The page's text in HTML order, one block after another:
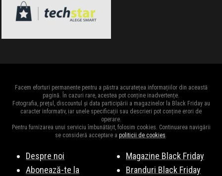
Facem eforturi permanente pentru a păstra acuratețea informațiilor din această
pagină. În cazuri rare, acestea pot conține inadvertențe.
Fotografia, prețul, discountul și data participării a magazinelor la Black Friday au
caracter informativ, iar unele specificații sau descrieri pot conține erori de
operare.
Pentru furnizarea unui serviciu îmbunătățit, folosim cookies. Continuarea navigării
se consideră acceptare a politicii de cookies.
Despre noi
Abonează-te la
Magazine Black Friday
Branduri Black Friday